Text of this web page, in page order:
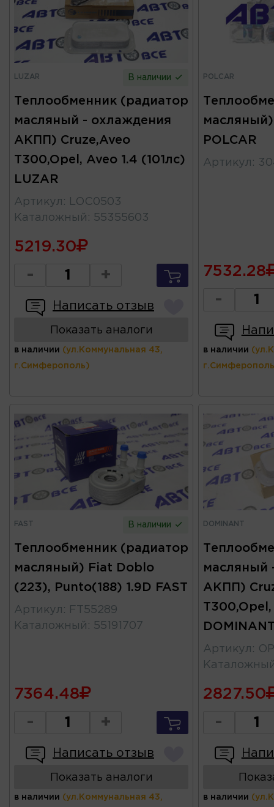
LUZAR В наличии
Теплообменник (радиатор
масляный - охлаждения
АКПП) Cruze,Aveo
T300,Opel, Aveo 1.4 (101лс)
LUZAR
Артикул :
LOC0503
Каталожный : 55355603
5219.30
- +
Написать отзыв
Показать аналоги
в наличии (ул.Коммунальная 43,
г.Симферополь)
POLCAR
POLCAR
Артикул :
7532.28
-
в наличии
FAST В наличии
Теплообменник (радиатор
масляный) Fiat Doblo
(223), Punto(188) 1.9D FAST
Артикул :
FT55289
Каталожный : 55191707
7364.48
- +
Написать отзыв
Показать аналоги
в наличии (ул.Коммунальная 43,
DOMINANT
масляный
АКПП)
T300,Opel,
Артикул :
2827.50
-
в наличии